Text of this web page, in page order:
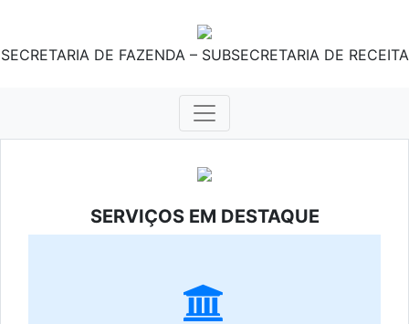
SECRETARIA DE FAZENDA – SUBSECRETARIA DE RECEITA
SERVIÇOS EM DESTAQUE